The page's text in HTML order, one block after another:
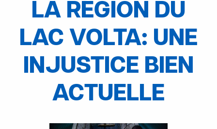
LA RÉGION DU
LAC VOLTA: UNE
INJUSTICE BIEN
ACTUELLE